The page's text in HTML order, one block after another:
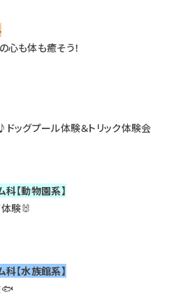
も体も癒そう！
ッグプール体験＆トリック体験会
【動物園系】
験🐰
【水族館系】
🐟